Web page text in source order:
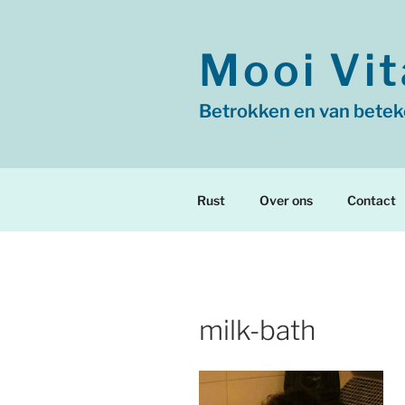
Mooi
Betrokken en van
Rust Over ons Contact
milk-bath